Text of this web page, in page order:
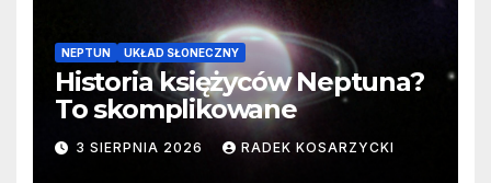
NEPTUN UKŁAD SŁONECZNY
Historia księżyców Neptuna?
To skomplikowane
3 SIERPNIA 2026 RADEK KOSARZYCKI